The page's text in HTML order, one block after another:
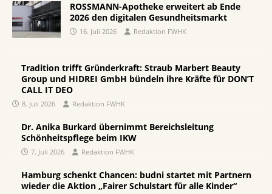
ROSSMANN-Apotheke erweitert ab Ende
2026 den digitalen Gesundheitsmarkt
16. Juli 2026 Redaktion FWHK
Tradition trifft Gründerkraft: Straub Marbert Beauty
Group und HIDREI GmbH bündeln ihre Kräfte für DON’T
CALL IT DEO
8. Juli 2026 Redaktion FWHK
Dr. Anika Burkard übernimmt Bereichsleitung
Schönheitspflege beim IKW
7. Juli 2026 Redaktion FWHK
Hamburg schenkt Chancen: budni startet mit Partnern
wieder die Aktion „Fairer Schulstart für alle Kinder“